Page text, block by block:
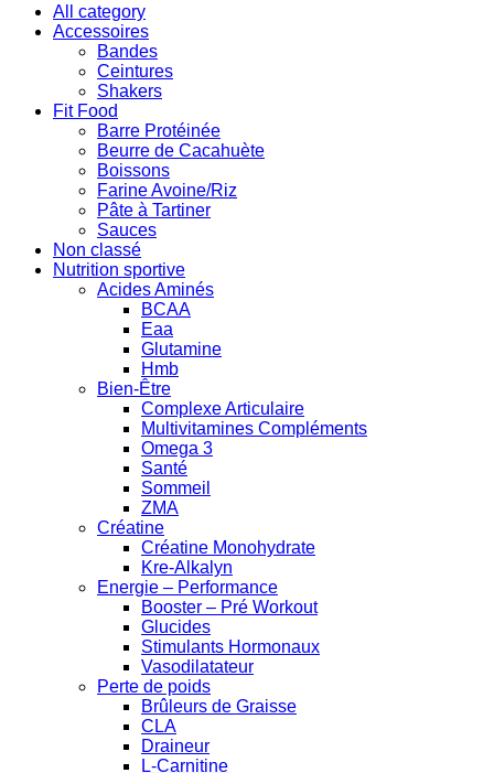
All category
Accessoires
Bandes
Ceintures
Shakers
Fit Food
Barre Protéinée
Beurre de Cacahuète
Boissons
Farine Avoine/Riz
Pâte à Tartiner
Sauces
Non classé
Nutrition sportive
Acides Aminés
BCAA
Eaa
Glutamine
Hmb
Bien-Être
Complexe Articulaire
Multivitamines Compléments
Omega 3
Santé
Sommeil
ZMA
Créatine
Créatine Monohydrate
Kre-Alkalyn
Energie – Performance
Booster – Pré Workout
Glucides
Stimulants Hormonaux
Vasodilatateur
Perte de poids
Brûleurs de Graisse
CLA
Draineur
L-Carnitine